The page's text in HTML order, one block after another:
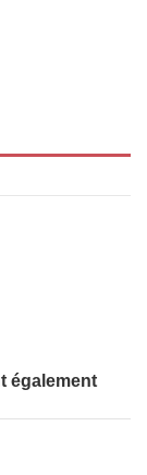
également